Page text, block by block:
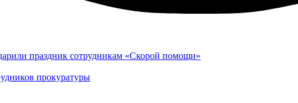
праздник сотрудникам «Скорой помощи»
прокуратуры